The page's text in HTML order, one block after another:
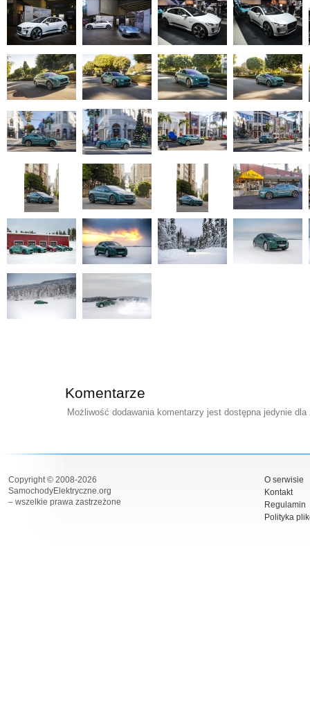
Komentarze
Możliwość dodawania komentarzy jest dostępna jedynie
Copyright © 2008-2026
SamochodyElektryczne.org
– wszelkie prawa zastrzeżone
O serwisie
Kontakt
Regulamin
Polityka